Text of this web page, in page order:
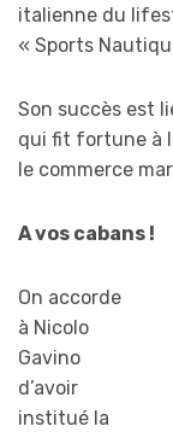
italienne du
« Sports
Son succès est
qui fit fortune à
le commerce
A vos cabans !
On accorde
à Nicolo
Gavino
d’avoir
institué la